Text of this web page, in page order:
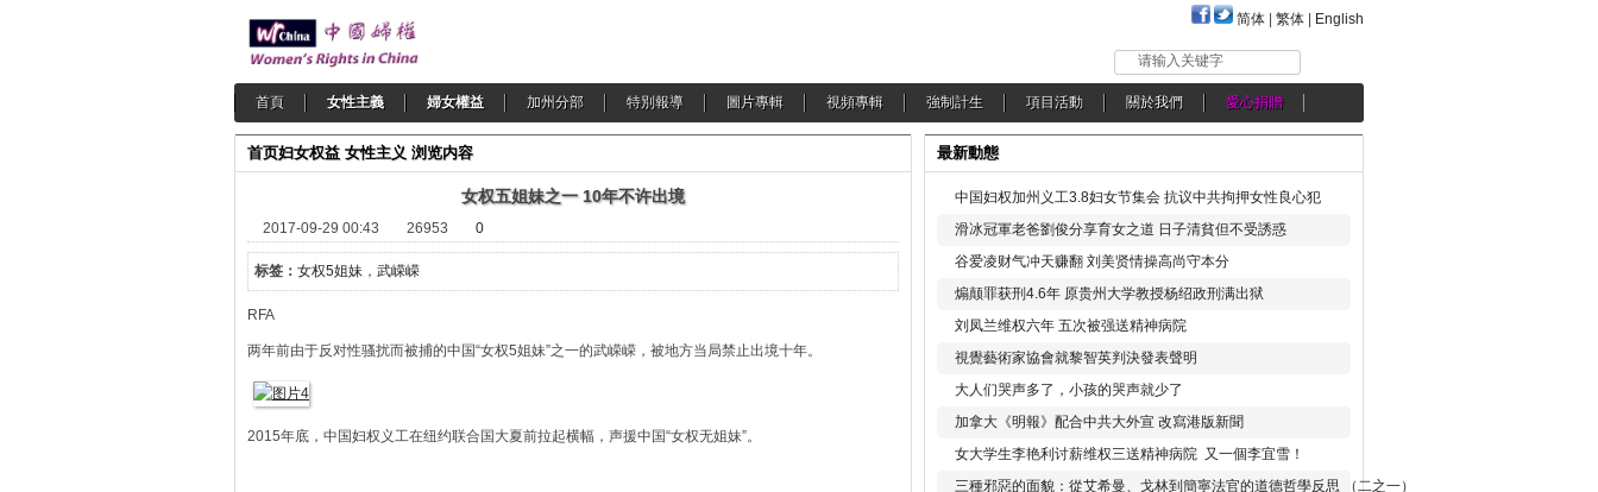
简体 繁体 English
请输入关键字
首頁 女性主義 婦女權益 加州分部 特別報導 圖片專輯 視頻專輯 強制計生 項目活動 關於我們 愛心捐贈
首页妇女权益 女性主义 浏览内容
女权五姐妹之一 10年不许出境
2017-09-29 00:43 26953 0
标签： 女权5姐妹 ， 武嵘嵘
RFA
两年前由于反对性骚扰而被捕的中国“女权5姐妹”之一的武嵘嵘，被地方当局禁止出境十年。
2015年底，中国妇权义工在纽约联合国大夏前拉起横幅，声援中国“女权无姐妹”。
最新動態
中国妇权加州义工3.8妇女节集会 抗议中共拘押女性良心犯
滑冰冠軍老爸劉俊分享育女之道 日子清貧但不受誘惑
谷爱凌财气冲天赚翻 刘美贤情操高尚守本分
煽颠罪获刑4.6年 原贵州大学教授杨绍政刑满出狱
刘凤兰维权六年 五次被强送精神病院
視覺藝術家協會就黎智英判決發表聲明
大人们哭声多了，小孩的哭声就少了
加拿大《明報》配合中共大外宣 改寫港版新聞
女大学生李艳利讨薪维权三送精神病院 又一個李宜雪！
三種邪惡的面貌：從艾希曼、戈林到簡寧法官的道德哲學反思 （二之一）